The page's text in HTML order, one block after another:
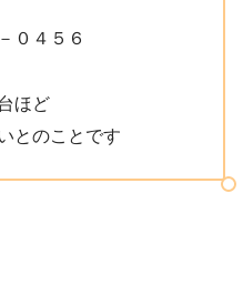
０４５６
ほど
とのことです